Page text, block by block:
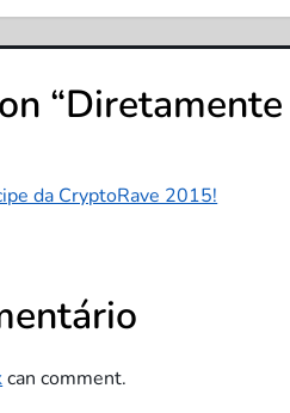
“
da CryptoRave 2015!
can comment.